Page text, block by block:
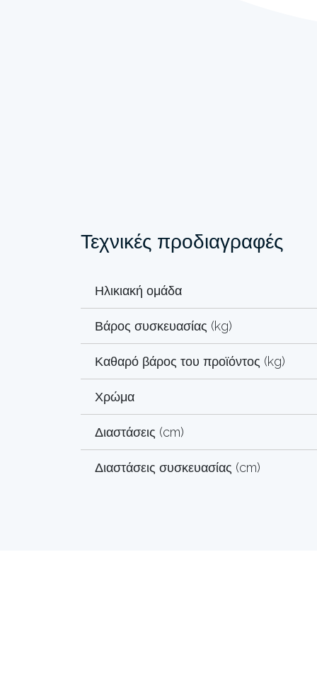
Τεχνικές προδιαγραφές
Ηλικιακή ομάδα
Βάρος συσκευασίας (kg)
Καθαρό βάρος του προϊόντος (kg)
Χρώμα
Διαστάσεις (cm)
Διαστάσεις συσκευασίας (cm)